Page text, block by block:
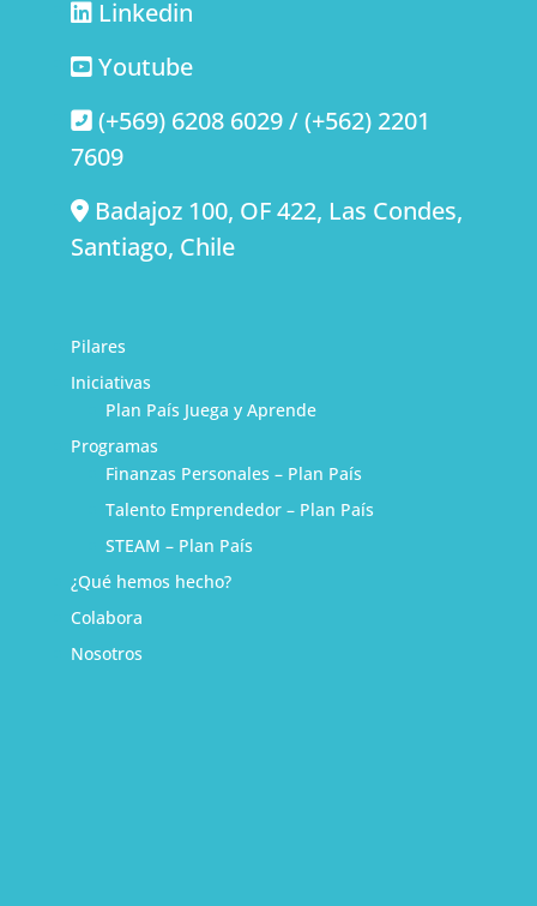
Linkedin
Youtube
(+569) 6208 6029 / (+562) 2201
7609
Badajoz 100, OF 422, Las Condes,
Santiago, Chile
Pilares
Iniciativas
Plan País Juega y Aprende
Programas
Finanzas Personales – Plan País
Talento Emprendedor – Plan País
STEAM – Plan País
¿Qué hemos hecho?
Colabora
Nosotros